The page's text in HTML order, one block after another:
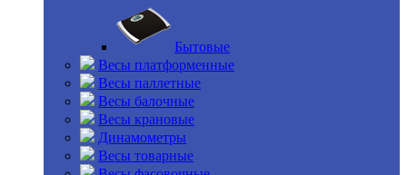
Бытовые
Весы платформенные
Весы паллетные
Весы балочные
Весы крановые
Динамометры
Весы товарные